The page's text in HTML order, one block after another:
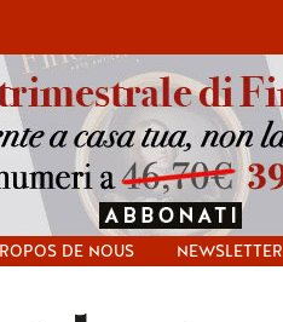
DE NOUS NEWSLETTER